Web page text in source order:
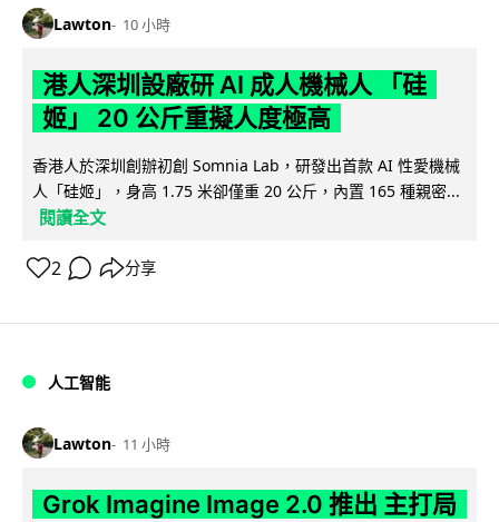
Lawton 10 小時
港人深圳設廠研 AI 成人機械人 「硅
姬」 20 公斤重擬人度極高
香港人於深圳創辦初創 Somnia Lab，研發出首款 AI 性愛機械
人「硅姬」，身高 1.75 米卻僅重 20 公斤，內置 165 種親密...
閱讀全文
2 分享
人工智能
Lawton 11 小時
Grok Imagine Image 2.0 推出 主打局